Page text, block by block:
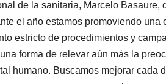
de la sanitaria, Marcelo Basaure,
el año estamos promoviendo una
estricto de procedimientos y
forma de relevar aún más la
humano. Buscamos mejorar cada